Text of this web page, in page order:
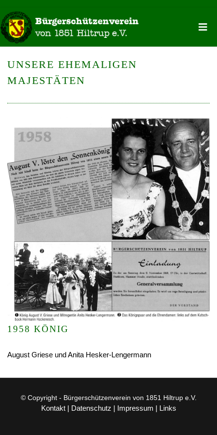
UNSERE EHEMALIGEN
MAJESTÄTEN
1958 KÖNIG
August Griese und Anita Hesker-Lengermann
© Copyright - Bürgerschützenverein von 1851 Hiltrup e.V.
Kontakt| Datenschutz | Impressum | Links